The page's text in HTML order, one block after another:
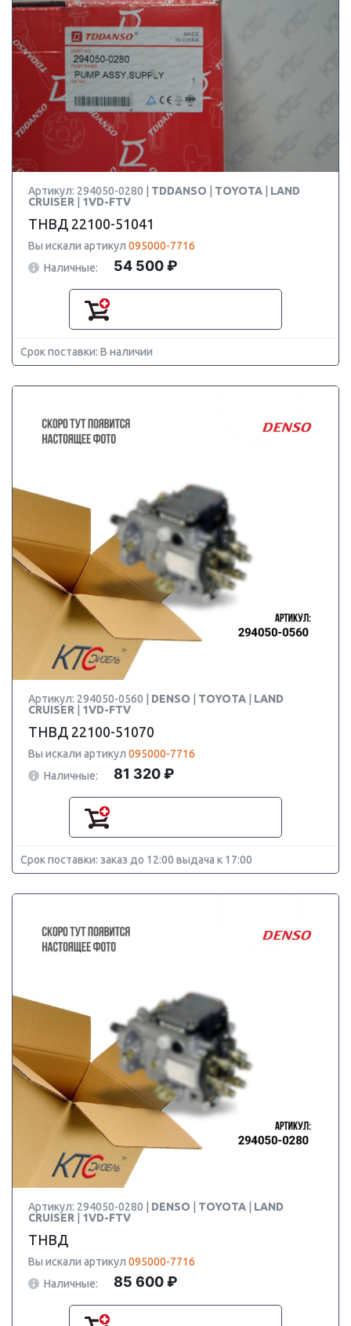
Артикул: 294050-0280 | TDDANSO TOYOTA
LAND
CRUISER
1VD-FTV
ТНВД 22100-51041
Вы искали артикул 095000-7716
Наличные:
54 500 ₽
Срок поставки: В наличии
Артикул: 294050-0560 | DENSO TOYOTA
LAND
CRUISER
1VD-FTV
ТНВД 22100-51070
Вы искали артикул 095000-7716
Наличные:
81 320 ₽
Срок поставки: заказ до 12:00 выдача к 17:00
Артикул: 294050-0280 | DENSO TOYOTA
LAND
CRUISER
1VD-FTV
ТНВД
Вы искали артикул 095000-7716
Наличные:
85 600 ₽